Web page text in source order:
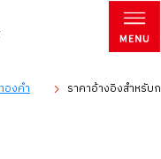
องคำ ราคาอ้างอิงสำหรับ